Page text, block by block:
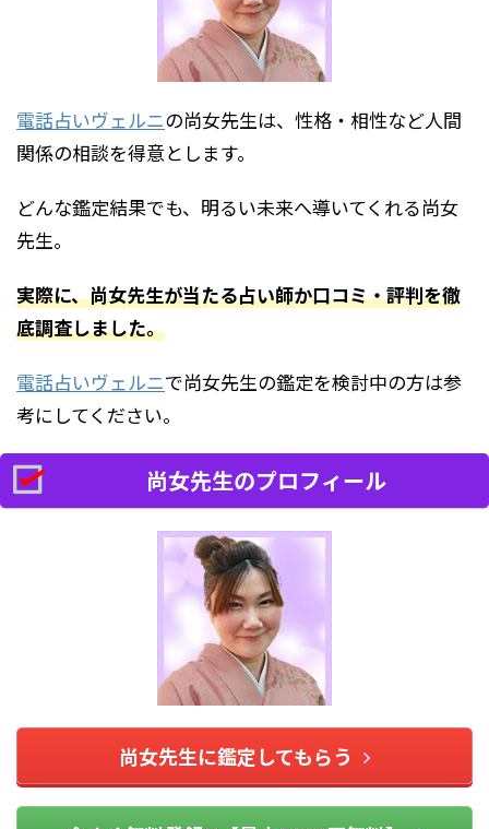
電話占いヴェルニの尚女先生は、性格・相性など人間
関係の相談を得意とします。
どんな鑑定結果でも、明るい未来へ導いてくれる尚女
先生。
実際に、尚女先生が当たる占い師か口コミ・評判を徹
底調査しました。
電話占いヴェルニで尚女先生の鑑定を検討中の方は参
考にしてください。
尚女先生のプロフィール
尚女先生に鑑定してもらう